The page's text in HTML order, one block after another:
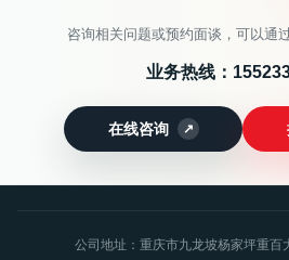
咨询相关问题或预约面谈，可以通
业务热线：
在线咨询
公司地址：重庆市九龙坡杨家坪重百